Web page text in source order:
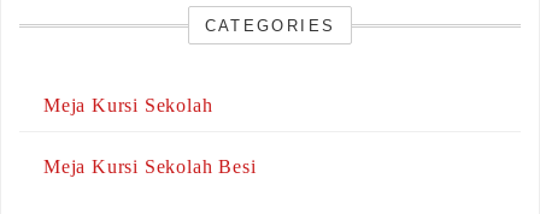
CATEGORIES
Meja Kursi Sekolah
Meja Kursi Sekolah Besi